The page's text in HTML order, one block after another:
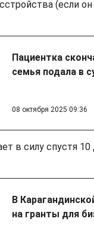
(если
Пациентка
семья подала в
08 октября 2025 09:36
в силу спустя
В
на гранты для